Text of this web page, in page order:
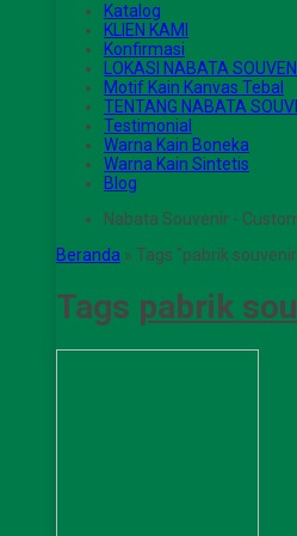
Katalog
KLIEN KAMI
Konfirmasi
LOKASI NABATA
Motif Kain Kanvas Tebal
TENTANG NABATA
Testimonial
Warna Kain Boneka
Warna Kain Sintetis
Blog
Nabata Souvenir -
Beranda » Tags "pabrik
Tags pabrik